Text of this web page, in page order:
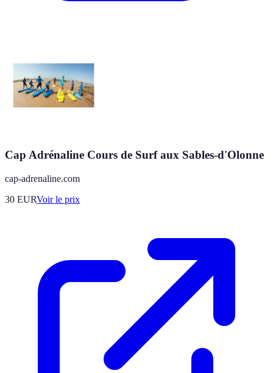
Cap Adrénaline Cours de Surf aux Sables-d'Olonne
cap-adrenaline.com
30 EURVoir le prix